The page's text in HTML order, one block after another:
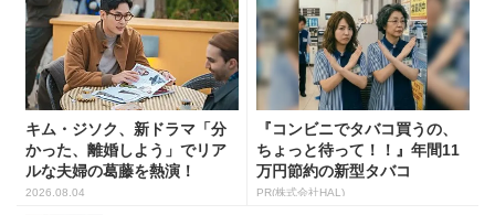
キム・ジソク、新ドラマ「分
かった、離婚しよう」でリア
ルな夫婦の葛藤を熱演！
2026.08.04
『コンビニでタバコ買うの、
ちょっと待って！！』年間11
万円節約の新型タバコ
PR(株式会社HAL)